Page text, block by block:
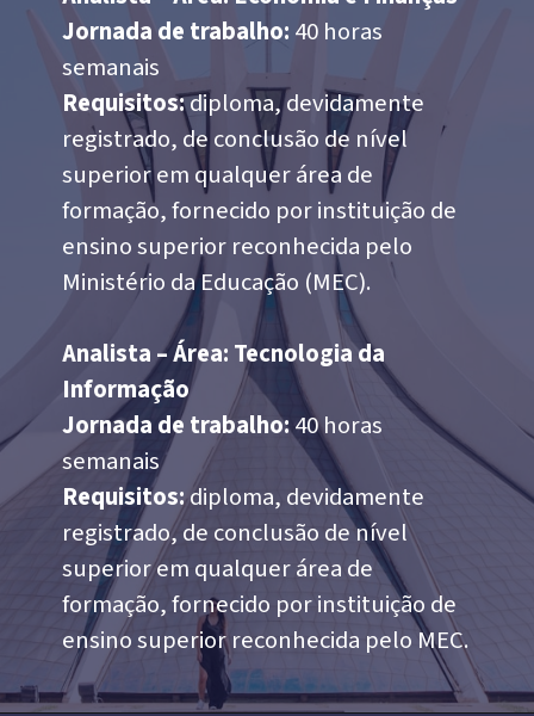
Jornada de trabalho: 40 horas
semanais
Requisitos:diploma, devidamente
registrado, de conclusão de nível
superior em qualquer área de
formação, fornecido por instituição de
ensino superior reconhecida pelo
Ministério da Educação (MEC).
Analista – Área: Tecnologia da
Informação
Jornada de trabalho:40 horas
semanais
Requisitos:diploma, devidamente
registrado, de conclusão de nível
superior em qualquer área de
formação, fornecido por instituição de
ensino superior reconhecida pelo MEC.